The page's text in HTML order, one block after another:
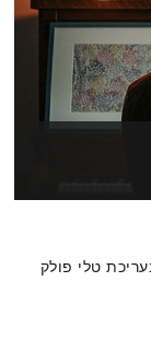
טלי פולק